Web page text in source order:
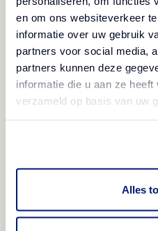
en om ons websiteverkeer
informatie over uw gebruik
partners voor social media,
partners kunnen deze
informatie die u aan ze
verzameld op basis van uw
Alles
Wasabi rösti s
pekan orasima
Pogledajte